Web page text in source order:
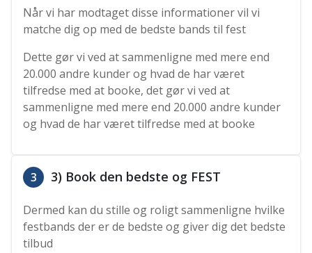
Når vi har modtaget disse informationer vil vi
matche dig op med de bedste bands til fest
Dette gør vi ved at sammenligne med mere end
20.000 andre kunder og hvad de har været
tilfredse med at booke, det gør vi ved at
sammenligne med mere end 20.000 andre kunder
og hvad de har været tilfredse med at booke
3 3) Book den bedste og FEST
Dermed kan du stille og roligt sammenligne hvilke
festbands der er de bedste og giver dig det bedste
tilbud